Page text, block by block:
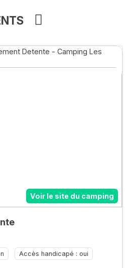
Voir le site du camping
Accès handicapé : oui